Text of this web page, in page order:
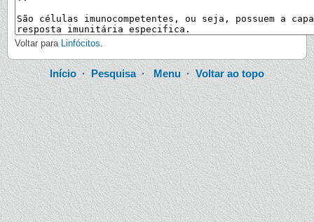
Voltar para Linfócitos.
Início·Pesquisa·Menu ·Voltar ao topo